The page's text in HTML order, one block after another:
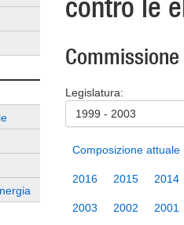
contro le
Legislatura:
1999 - 2003
Composizione attuale
2016 2015 2014
2003 2002 2001